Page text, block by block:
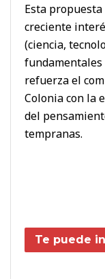
Esta
creciente
(ciencia,
fundamentales
refuerza el
Colonia con la
del
tempranas.
Te puede